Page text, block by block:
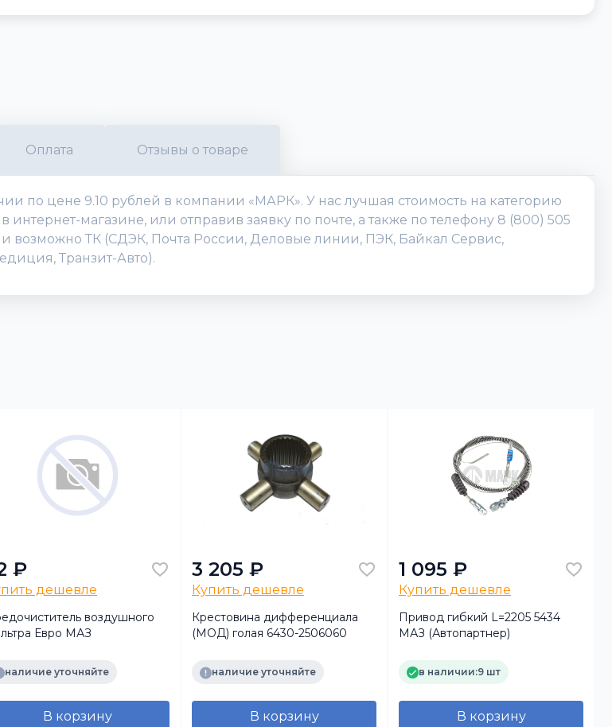
Оплата Отзывы о товаре
по цене 9.10 рублей в компании «МАРК». У нас лучшая стоимость на категорию
магазине, или отправив заявку по почте, а также по телефону 8 (800) 505
возможно ТК (СДЭК, Почта России, Деловые линии, ПЭК, Байкал Сервис,
Транзит-Авто).
₽
дешевле
воздушного
Евро МАЗ
наличие уточняйте
В корзину
3 205 ₽
Купить дешевле
Крестовина дифференциала
(МОД) голая 6430-2506060
наличие уточняйте
В корзину
1 095 ₽
Купить дешевле
Привод гибкий L=2205 5434
МАЗ (Автопартнер)
в наличии:9 шт
В корзину